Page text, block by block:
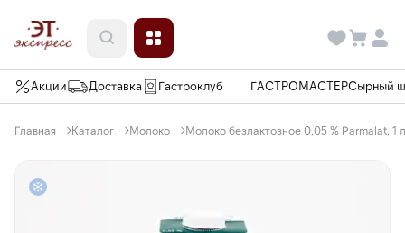
Акции Доставка Гастроклуб ГАСТРОМАСТЕРСырный
Главная Каталог Молоко Молоко безлактозное 0,05 % Parmalat, 1 л